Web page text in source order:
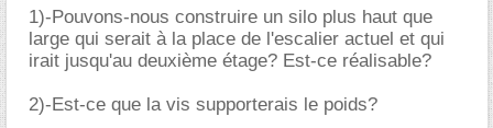
1)-Pouvons-nous construire un silo plus haut que
large qui serait à la place de l'escalier actuel et qui
irait jusqu'au deuxième étage? Est-ce réalisable?
2)-Est-ce que la vis supporterais le poids?